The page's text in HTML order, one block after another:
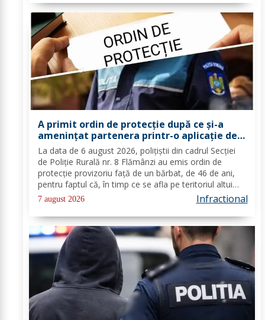
A primit ordin de protecție după ce și-a
amenințat partenera printr-o aplicație de
mesagerie
La data de 6 august 2026, polițiștii din cadrul Secției
de Poliție Rurală nr. 8 Flămânzi au emis ordin de
protecție provizoriu față de un bărbat, de 46 de ani,
pentru faptul că, în timp ce se afla pe teritoriul altui
stat, și-ar fi amenințat partenera, prin intermediul unor
mesaje transmise...
7 august 2026 Infractional